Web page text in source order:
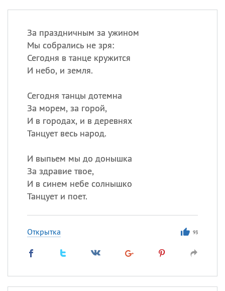
За праздничным за ужином
Мы собрались не зря:
Сегодня в танце кружится
И небо, и земля.
Сегодня танцы дотемна
За морем, за горой,
И в городах, и в деревнях
Танцует весь народ.
И выпьем мы до донышка
За здравие твое,
И в синем небе солнышко
Танцует и поет.
Открытка 93